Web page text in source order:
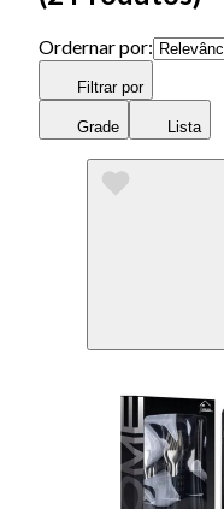
Ordernar por:
Filtrar por
Grade Lista